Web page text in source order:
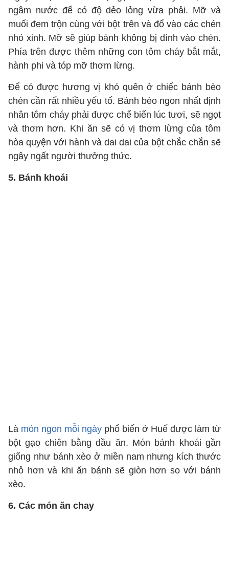
ngâm nước để có độ dẻo lỏng vừa phải. Mỡ và
muối đem trộn cùng với bột trên và đổ vào các chén
nhỏ xinh. Mỡ sẽ giúp bánh không bị dính vào chén.
Phía trên được thêm những con tôm cháy bắt mắt,
hành phi và tóp mỡ thơm lừng.
Để có được hương vị khó quên ở chiếc bánh bèo
chén cần rất nhiều yếu tố. Bánh bèo ngon nhất định
nhân tôm cháy phải được chế biến lúc tươi, sẽ ngọt
và thơm hơn. Khi ăn sẽ có vị thơm lừng của tôm
hòa quyện với hành và dai dai của bột chắc chắn sẽ
ngây ngất người thưởng thức.
5. Bánh khoái
Là món ngon mỗi ngày phổ biến ở Huế được làm từ
bột gạo chiên bằng dầu ăn. Món bánh khoái gần
giống như bánh xèo ở miền nam nhưng kích thước
nhỏ hơn và khi ăn bánh sẽ giòn hơn so với bánh
xèo.
6. Các món ăn chay